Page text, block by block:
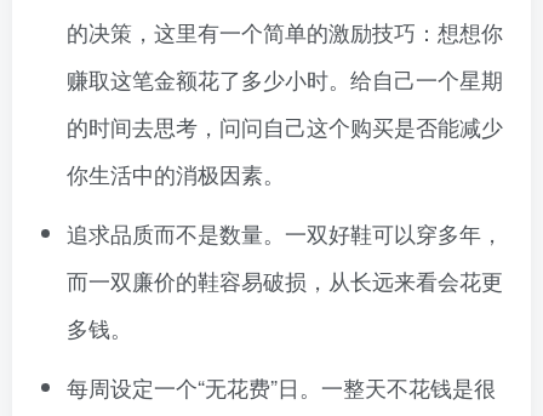
的决策，这里有一个简单的激励技巧：想想你
赚取这笔金额花了多少小时。给自己一个星期
的时间去思考，问问自己这个购买是否能减少
你生活中的消极因素。
追求品质而不是数量。一双好鞋可以穿多年，
而一双廉价的鞋容易破损，从长远来看会花更
多钱。
每周设定一个“无花费”日。一整天不花钱是很